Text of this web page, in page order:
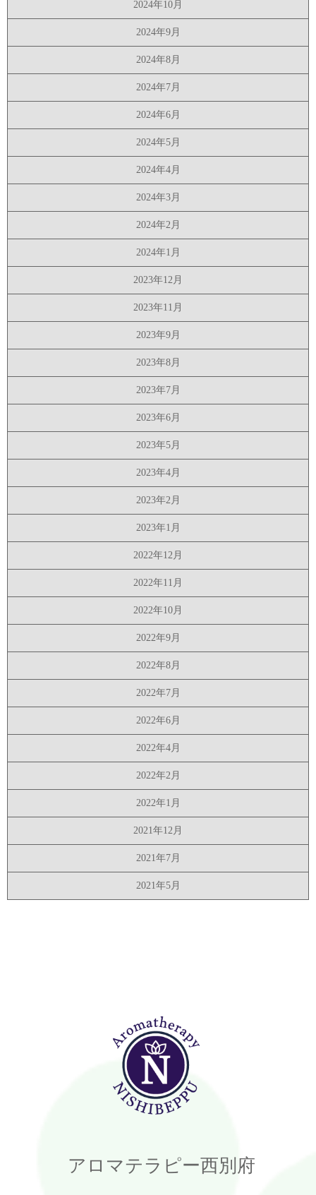
2024年10月
2024年9月
2024年8月
2024年7月
2024年6月
2024年5月
2024年4月
2024年3月
2024年2月
2024年1月
2023年12月
2023年11月
2023年9月
2023年8月
2023年7月
2023年6月
2023年5月
2023年4月
2023年2月
2023年1月
2022年12月
2022年11月
2022年10月
2022年9月
2022年8月
2022年7月
2022年6月
2022年4月
2022年2月
2022年1月
2021年12月
2021年7月
2021年5月
アロマテラピー西別府